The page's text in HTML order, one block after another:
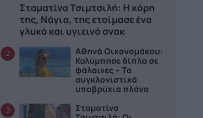
Σταματίνα Τσιμτσιλή: Η κόρη
της, Νάγια, της ετοίμασε ένα
γλυκό και υγιεινό σνακ
2
Αθηνά Οικονομάκου:
Κολύμπησε δίπλα σε
φάλαινες – Τα
συγκλονιστικά
υποβρύχια πλάνα
3
Σταματίνα